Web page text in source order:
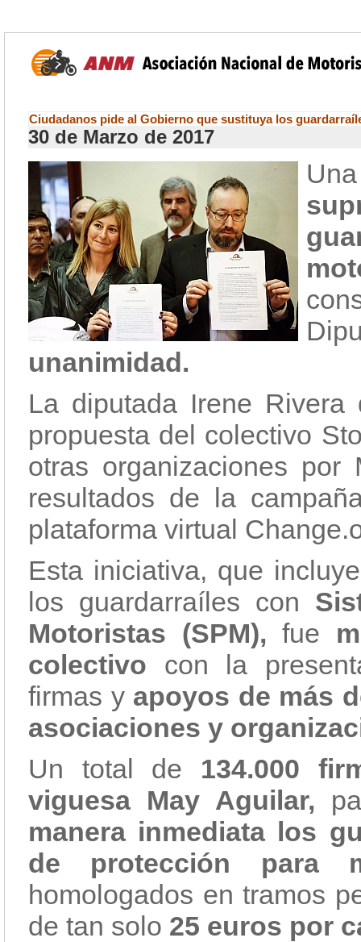
Ciudadanos pide al Gobierno que sustituya los
30 de Marzo de 2017
unanimidad.
La diputada Irene
propuesta del colectivo
otras organizaciones
resultados de la
plataforma virtual
Esta iniciativa, que
los guardarraíles con
Motoristas (SPM),fue
colectivo con la
firmas y apoyos de más
asociaciones y
Un total de 134.000
viguesa May Aguilar,
manera inmediata los
de protección para
homologados en tramos
de tan solo 25 euros por